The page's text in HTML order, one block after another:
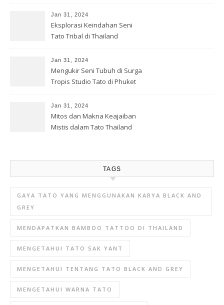
Jan 31, 2024
Eksplorasi Keindahan Seni
Tato Tribal di Thailand
Jan 31, 2024
Mengukir Seni Tubuh di Surga
Tropis Studio Tato di Phuket
Jan 31, 2024
Mitos dan Makna Keajaiban
Mistis dalam Tato Thailand
TAGS
GAYA TATO YANG MENGGUNAKAN KARYA BLACK AND
GREY
MENDAPATKAN BAMBOO TATTOO DI THAILAND
MENGETAHUI TATO SAK YANT
MENGETAHUI TENTANG TATO BLACK AND GREY
MENGETAHUI WARNA TATO